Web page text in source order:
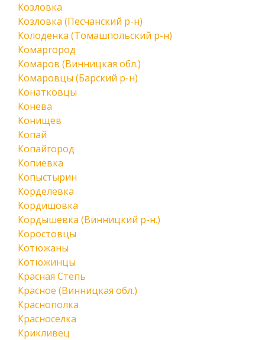
Козловка
Козловка (Песчанский р-н)
Колоденка (Томашпольский р-н)
Комаргород
Комаров (Винницкая обл.)
Комаровцы (Барский р-н)
Конатковцы
Конева
Конищев
Копай
Копайгород
Копиевка
Копыстырин
Корделевка
Кордишовка
Кордышевка (Винницкий р-н.)
Коростовцы
Котюжаны
Котюжинцы
Красная Степь
Красное (Винницкая обл.)
Краснополка
Красноселка
Крикливец